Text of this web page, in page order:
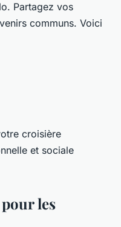
Partagez vos
communs. Voici
croisière
et sociale
les